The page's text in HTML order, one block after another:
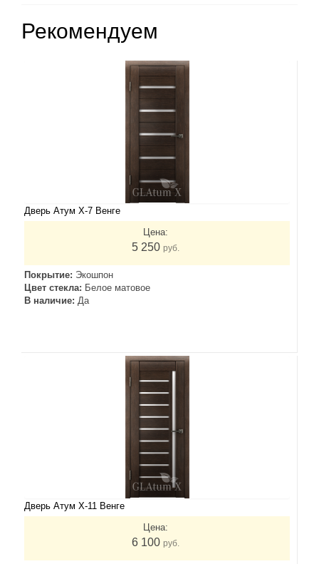
Рекомендуем
Дверь Атум Х-7 Венге
Цена:
5 250 руб.
Покрытие: Экошпон
Цвет стекла: Белое матовое
В наличие: Да
Дверь Атум Х-11 Венге
Цена:
6 100 руб.